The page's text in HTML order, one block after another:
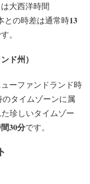
大西洋時間
との時差は通常時13
。
ド州）
ーファンドランド時
のタイムゾーンに属
珍しいタイムゾー
30分です。